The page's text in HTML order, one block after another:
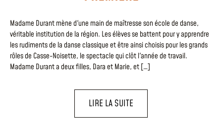
Madame Durant mène d'une main de maîtresse son école de danse,
véritable institution de la région. Les élèves se battent pour y apprendre
les rudiments de la danse classique et être ainsi choisis pour les grands
rôles de Casse-Noisette, le spectacle qui clôt l'année de travail.
Madame Durant a deux filles, Dara et Marie, et […]
LIRE LA SUITE